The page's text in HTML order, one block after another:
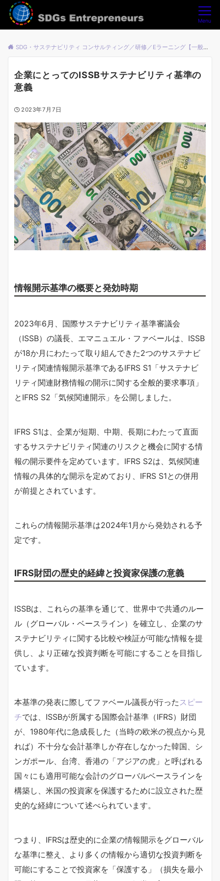
Menu
SDG・サステナビリティ コンサルティング／研修／Eラーニング【一般社団法人SDGsアントレプレナーズ】
企業にとってのISSBサステナビリティ基準の
意義
2023年7月7日
情報開示基準の概要と発効時期
2023年6月、国際サステナビリティ基準審議会
（ISSB）の議長、エマニュエル・ファベールは、ISSB
が18か月にわたって取り組んできた2つのサステナビ
リティ関連情報開示基準であるIFRS S1「サステナビ
リティ関連財務情報の開示に関する全般的要求事項」
とIFRS S2「気候関連開示」を公開しました。
IFRS S1は、企業が短期、中期、長期にわたって直面
するサステナビリティ関連のリスクと機会に関する情
報の開示要件を定めています。IFRS S2は、気候関連
情報の具体的な開示を定めており、IFRS S1との併用
が前提とされています。
これらの情報開示基準は2024年1月から発効される予
定です。
IFRS財団の歴史的経緯と投資家保護の意義
ISSBは、これらの基準を通じて、世界中で共通のルー
ル（グローバル・ベースライン）を確立し、企業のサ
ステナビリティに関する比較や検証が可能な情報を提
供し、より正確な投資判断を可能にすることを目指し
ています。
本基準の発表に際してファベール議長が行った スピー
チでは、ISSBが所属する国際会計基準（IFRS）財団
が、1980年代に急成長した（当時の欧米の視点から見
れば）不十分な会計基準しか存在しなかった韓国、シ
ンガポール、台湾、香港の「アジアの虎」と呼ばれる
国々にも適用可能な会計のグローバルベースラインを
構築し、米国の投資家を保護するために設立された歴
史的な経緯について述べられています。
つまり、IFRSは歴史的に企業の情報開示をグローバル
な基準に整え、より多くの情報から適切な投資判断を
可能にすることで投資家を「保護する」（損失を最小